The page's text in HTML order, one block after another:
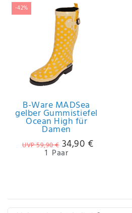
-42%
B-Ware MADSea
gelber Gummistiefel
Ocean High für
Damen
UVP 59,90 € 34,90 €
1 Paar